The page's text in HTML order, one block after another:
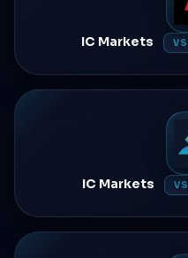
IC Markets VS
IC Markets VS